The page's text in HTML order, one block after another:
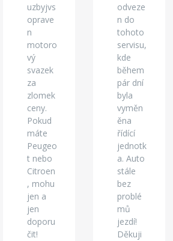
uzbyjvs
oprave
n
motoro
vý
svazek
za
zlomek
ceny.
Pokud
máte
Peugeo
t nebo
Citroen
, mohu
jen a
jen
doporu
čit!
odveze
n do
tohoto
servisu,
kde
během
pár dní
byla
vyměn
ěna
řídící
jednotk
a. Auto
stále
bez
problé
mů
jezdí!
Děkuji